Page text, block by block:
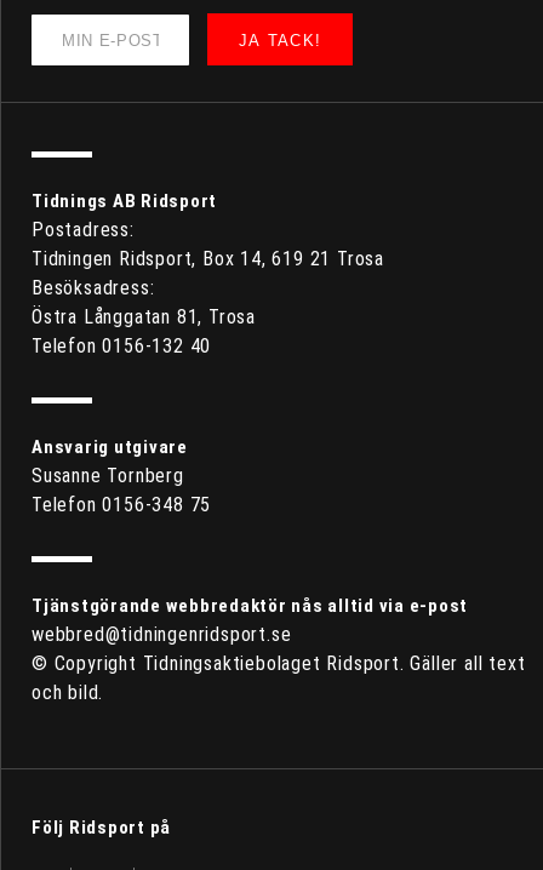
JA TACK!
Tidnings AB Ridsport
Postadress:
Tidningen Ridsport, Box 14, 619 21 Trosa
Besöksadress:
Östra Långgatan 81, Trosa
Telefon 0156-132 40
Ansvarig utgivare
Susanne Tornberg
Telefon 0156-348 75
Tjänstgörande webbredaktör nås alltid via e-post
webbred@tidningenridsport.se
© Copyright Tidningsaktiebolaget Ridsport. Gäller all text
och bild.
Följ Ridsport på